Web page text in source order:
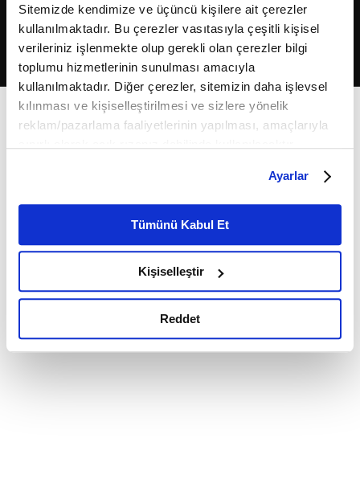
Sitemizde kendimize ve üçüncü kişilere ait çerezler
kullanılmaktadır. Bu çerezler vasıtasıyla çeşitli kişisel
verileriniz işlenmekte olup gerekli olan çerezler bilgi
toplumu hizmetlerinin sunulması amacıyla
kullanılmaktadır. Diğer çerezler, sitemizin daha işlevsel
kılınması ve kişiselleştirilmesi ve sizlere yönelik
reklam/pazarlama faaliyetlerinin yapılması, amaçlarıyla
belirleyebilirsiniz. Çerezlere ilişkin detaylı bilgi için
Ayarlar butonuna tıklayabilir,Çerez Bilgilendirme
Metnimizi ziyaret edebilirsiniz.
6698 sayılı Kişisel Verilerin Korunması Kanunu uyarınca
okumak ve sitemizi ziyaretiniz kapsamında
gerçekleştirilen veri işleme faaliyetleri ile ilgili daha
detaylı bilgi almak için lütfentıklayınız.
Ayarlar
Tümünü Kabul Et
Kişiselleştir
Reddet
2026Fikriyat. Tüm hakları saklıdır.